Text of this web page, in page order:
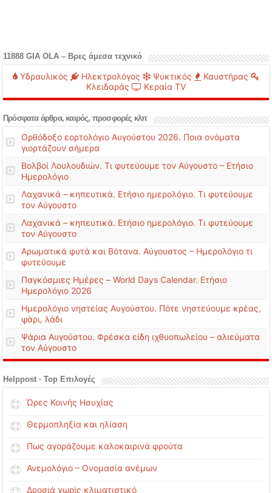
11888 GIA OLA – Βρες άμεσα τεχνικό
Υδραυλικός Ηλεκτρολόγος Ψυκτικός
Καυστήρας
Κλειδαράς
Κεραία TV
Πρόσφατα άρθρα, καιρός, προσφορές κλπ
Ορθόδοξο εορτολόγιο Αυγούστου 2026. Ποια ονόματα
γιορτάζουν σήμερα
Βολβοί Λουλουδιών. Τι φυτεύουμε τον Αύγουστο – Ετήσιο
Ημερολόγιο
Λαχανικά – κηπευτικά. Ετήσιο ημερολόγιο. Τι φυτεύουμε
τον Αύγουστο
Λαχανικά – κηπευτικά. Ετήσιο ημερολόγιο. Τι φυτεύουμε
τον Αύγουστο
Αρωματικά φυτά και Βότανα. Αύγουστος – Ημερολόγιο τι
φυτεύουμε
Παγκόσμιες Ημέρες – World Days Calendar. Ετήσιο
Ημερολόγιο 2026
Ημερολόγιο νηστείας Αυγούστου. Πότε νηστεύουμε κρέας,
ψάρι, λάδι
Ψάρια Αυγούστου. Φρέσκα είδη ιχθυοπωλείου – αλιεύματα
τον Αύγουστο
Helppost · Top Επιλογές
Ώρες Κοινής Ησυχίας
Θερμοπληξία και ηλίαση
Πως αγοράζουμε καλοκαιρινά φρούτα
Ανεμολόγιο – Ονομασία ανέμων
Δροσιά χωρίς κλιματιστικό